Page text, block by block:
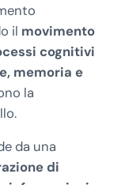
il movimento
cognitivi
memoria e
la
da una
di